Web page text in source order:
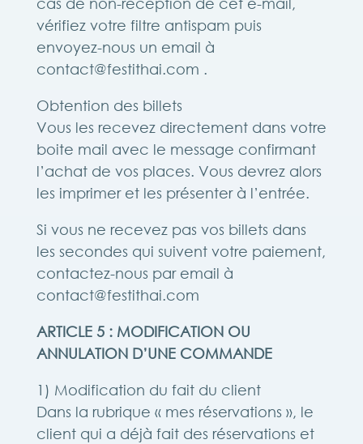
vérifiez votre filtre antispam puis
envoyez-nous un email à
contact@festithai.com .
Obtention des billets
Vous les recevez directement dans votre
boite mail avec le message confirmant
l’achat de vos places. Vous devrez alors
les imprimer et les présenter à l’entrée.
Si vous ne recevez pas vos billets dans
les secondes qui suivent votre paiement,
contactez-nous par email à
contact@festithai.com
ARTICLE 5 : MODIFICATION OU
ANNULATION D’UNE COMMANDE
1) Modification du fait du client
Dans la rubrique « mes réservations », le
client qui a déjà fait des réservations et